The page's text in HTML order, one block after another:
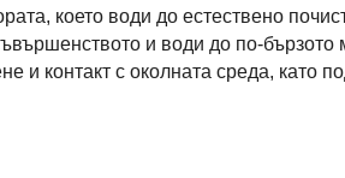
което води до естествено
и води до по-бързото
и контакт с околната среда, като